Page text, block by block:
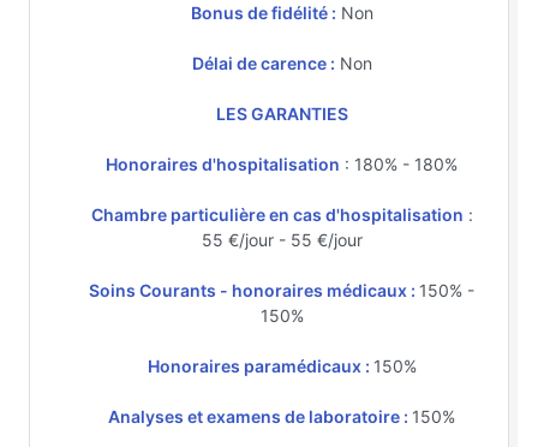
Bonus de fidélité : Non
Délai de carence : Non
LES GARANTIES
Honoraires d'hospitalisation : 180% - 180%
Chambre particulière en cas d'hospitalisation :
55 €/jour - 55 €/jour
Soins Courants - honoraires médicaux : 150% -
150%
Honoraires paramédicaux : 150%
Analyses et examens de laboratoire : 150%